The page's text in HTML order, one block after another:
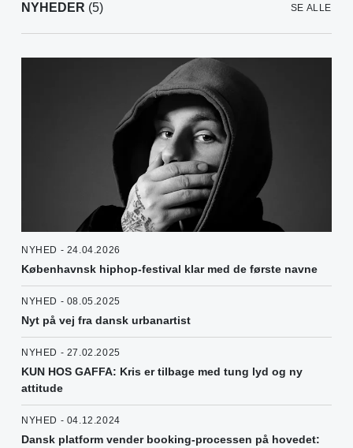
NYHEDER (5) SE ALLE
NYHED - 24.04.2026
Københavnsk hiphop-festival klar med de første navne
NYHED - 08.05.2025
Nyt på vej fra dansk urbanartist
NYHED - 27.02.2025
KUN HOS GAFFA: Kris er tilbage med tung lyd og ny
attitude
NYHED - 04.12.2024
Dansk platform vender booking-processen på hovedet: